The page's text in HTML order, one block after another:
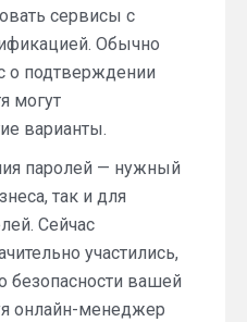
сервисы с
Обычно
о подтверждении
могут
варианты.
паролей — нужный
так и для
Сейчас
участились,
безопасности вашей
онлайн-менеджер